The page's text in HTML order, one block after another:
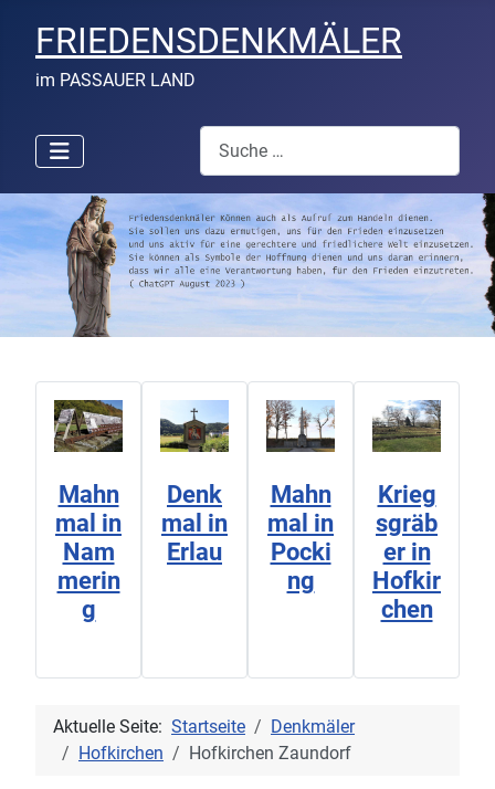
FRIEDENSDENKMÄLER
im PASSAUER LAND
Suchen
Mahn
mal in
Nam
merin
g
Denk
mal in
Erlau
Mahn
mal in
Pocki
ng
Krieg
sgräb
er in
Hofkir
chen
Aktuelle Seite: Startseite
Denkmäler
Hofkirchen
Hofkirchen Zaundorf